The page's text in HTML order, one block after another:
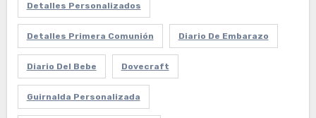
Detalles Personalizados
Detalles Primera Comunión Diario De Embarazo
Diario Del Bebe Dovecraft
Guirnalda Personalizada